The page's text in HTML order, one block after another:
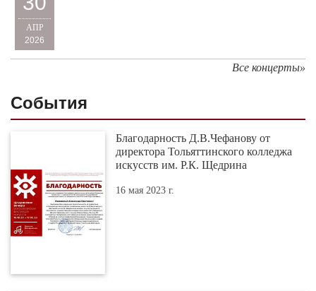
АПР
2026
Все концерты»
События
Благодарность Д.В.Чефанову от
директора Тольяттинского колледжа
искусств им. Р.К. Щедрина
16 мая 2023 г.